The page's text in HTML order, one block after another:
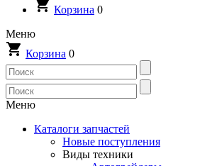
Корзина 0
Меню
Корзина 0
Меню
Каталоги запчастей
Новые поступления
Виды техники